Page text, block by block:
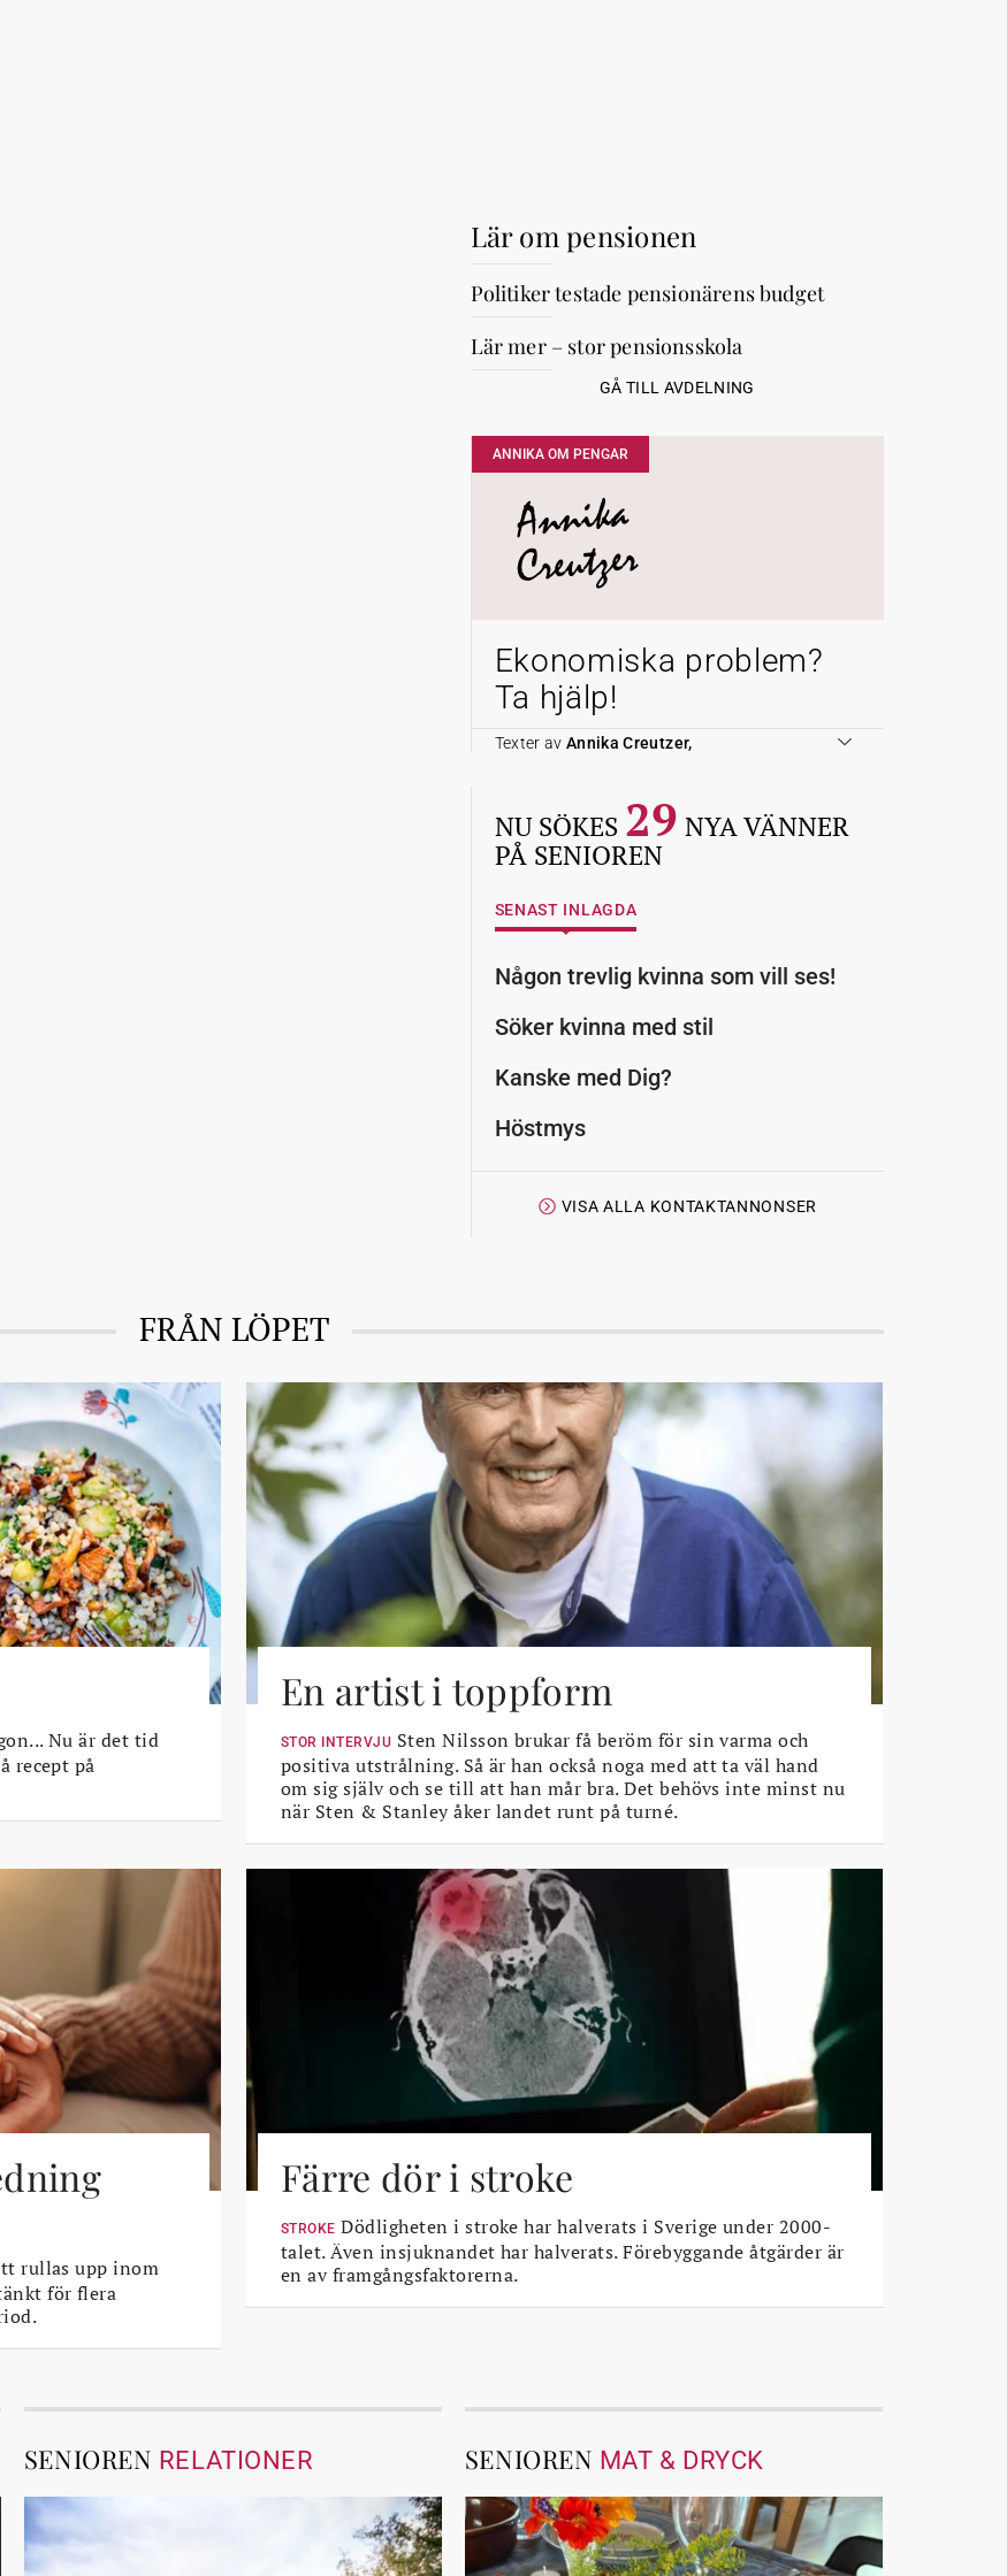
Lär om pensionen
Politiker testade pensionärens budget
Lär mer – stor pensionsskola
GÅ TILL AVDELNING
ANNIKA OM PENGAR
Annika
Creutzer
Ekonomiska problem?
Ta hjälp!
Texter av Annika Creutzer,
NU SÖKES 29 NYA VÄNNER
PÅ SENIOREN
SENAST INLAGDA
Någon trevlig kvinna som vill ses!
Söker kvinna med stil
Kanske med Dig?
Höstmys
VISA ALLA KONTAKTANNONSER
FRÅN LÖPET
Nu är det tid
recept på
En artist i toppform
STOR INTERVJU Sten Nilsson brukar få beröm för sin varma och
positiva utstrålning. Så är han också noga med att ta väl hand
om sig själv och se till att han mår bra. Det behövs inte minst nu
när Sten & Stanley åker landet runt på turné.
rullas upp inom
för flera
Färre dör i stroke
STROKE Dödligheten i stroke har halverats i Sverige under 2000-
talet. Även insjuknandet har halverats. Förebyggande åtgärder är
en av framgångsfaktorerna.
SENIOREN RELATIONER SENIOREN MAT & DRYCK